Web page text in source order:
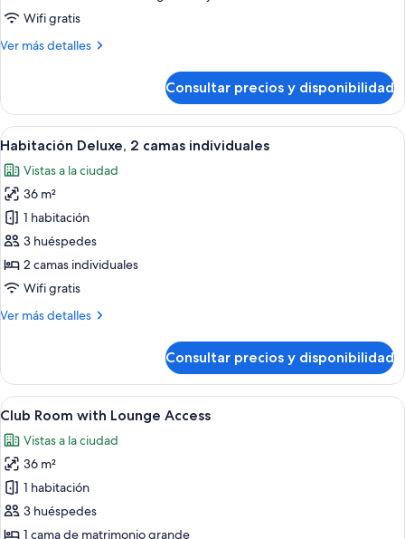
camas,
cocina,
vistas
ciudad
Wifi gratis
Ver más detalles
Más
varias
camas,
cocina,
a
la
ciudad
Consultar precios y disponibilidad
Abrir
todas
las
fotos
de
Habitación
Deluxe,
2
individuales
Habitación de hotel con dos camas,
10
Habitación Deluxe, 2 camas individuales
Vistas a la ciudad
36 m²
1 habitación
3 huéspedes
2 camas individuales
Wifi gratis
Ver más detalles
Más
Deluxe,
camas
Consultar precios y disponibilidad
Abrir
todas
las
fotos
de
Club
Room
Habitación de hotel con cama,
10
Club Room with Lounge Access
Vistas a la ciudad
36 m²
1 habitación
3 huéspedes
1 cama de matrimonio grande